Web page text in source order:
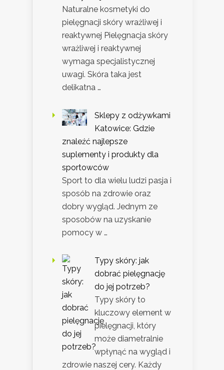
Naturalne kosmetyki do
pielęgnacji skóry wrażliwej i
reaktywnej Pielęgnacja skóry
wrażliwej i reaktywnej
wymaga specjalistycznej
uwagi. Skóra taka jest
delikatna …
Sklepy z odżywkami
Katowice: Gdzie
znaleźć najlepsze
suplementy i produkty dla
sportowców
Sport to dla wielu ludzi pasja i
sposób na zdrowie oraz
dobry wygląd. Jednym ze
sposobów na uzyskanie
pomocy w …
Typy skóry: jak
dobrać pielęgnację
do jej potrzeb?
Typy skóry to
kluczowy element w
pielęgnacji, który
może diametralnie
wpłynąć na wygląd i
zdrowie naszej cery. Każdy